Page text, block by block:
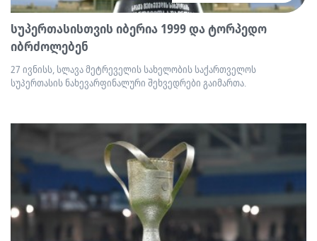
სუპერთასისთვის იბერია 1999 და ტორპედო
იბრძოლებენ
27 ივნისს, სლავა მეტრეველის სახელობის საქართველოს
სუპერთასის ნახევარფინალური შეხვედრები გაიმართა.